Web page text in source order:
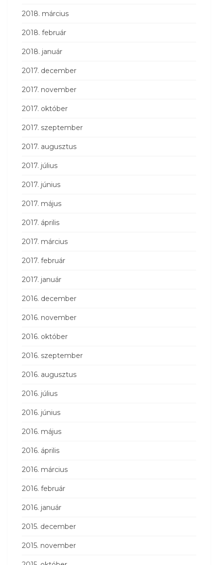
2018. március
2018. február
2018. január
2017. december
2017. november
2017. október
2017. szeptember
2017. augusztus
2017. július
2017. június
2017. május
2017. április
2017. március
2017. február
2017. január
2016. december
2016. november
2016. október
2016. szeptember
2016. augusztus
2016. július
2016. június
2016. május
2016. április
2016. március
2016. február
2016. január
2015. december
2015. november